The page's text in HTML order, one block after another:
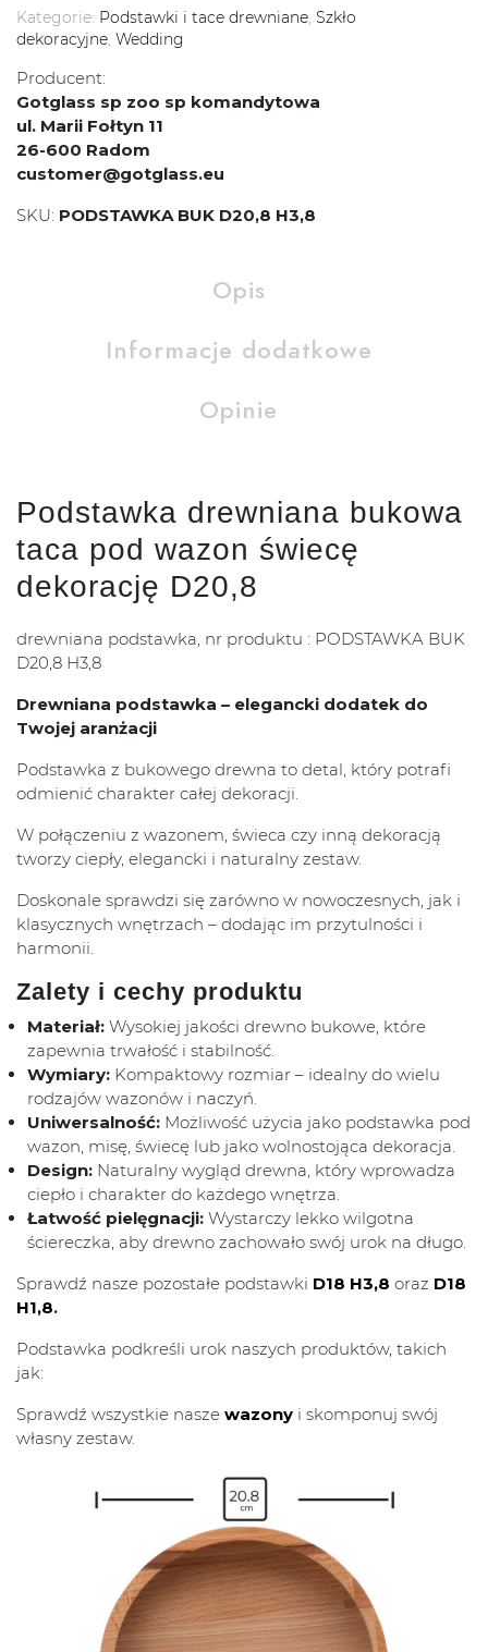
Kategorie: Podstawki i tace drewniane, Szkło
dekoracyjne, Wedding
Producent:
Gotglass sp zoo sp komandytowa
ul. Marii Fołtyn 11
26-600 Radom
customer@gotglass.eu
SKU: PODSTAWKA BUK D20,8 H3,8
Opis
Informacje dodatkowe
Opinie
Podstawka drewniana bukowa
taca pod wazon świecę
dekorację D20,8
drewniana podstawka, nr produktu : PODSTAWKA BUK
D20,8 H3,8
Drewniana podstawka – elegancki dodatek do
Twojej aranżacji
Podstawka z bukowego drewna to detal, który potrafi
odmienić charakter całej dekoracji.
W połączeniu z wazonem, świeca czy inną dekoracją
tworzy ciepły, elegancki i naturalny zestaw.
Doskonale sprawdzi się zarówno w nowoczesnych, jak i
klasycznych wnętrzach – dodając im przytulności i
harmonii.
Zalety i cechy produktu
Materiał: Wysokiej jakości drewno bukowe, które
zapewnia trwałość i stabilność.
Wymiary: Kompaktowy rozmiar – idealny do wielu
rodzajów wazonów i naczyń.
Uniwersalność: Możliwość użycia jako podstawka pod
wazon, misę, świecę lub jako wolnostojąca dekoracja.
Design: Naturalny wygląd drewna, który wprowadza
ciepło i charakter do każdego wnętrza.
Łatwość pielęgnacji: Wystarczy lekko wilgotna
ściereczka, aby drewno zachowało swój urok na długo.
Sprawdź nasze pozostałe podstawki D18 H3,8 oraz D18
H1,8.
Podstawka podkreśli urok naszych produktów, takich
jak:
Sprawdź wszystkie nasze wazony i skomponuj swój
własny zestaw.